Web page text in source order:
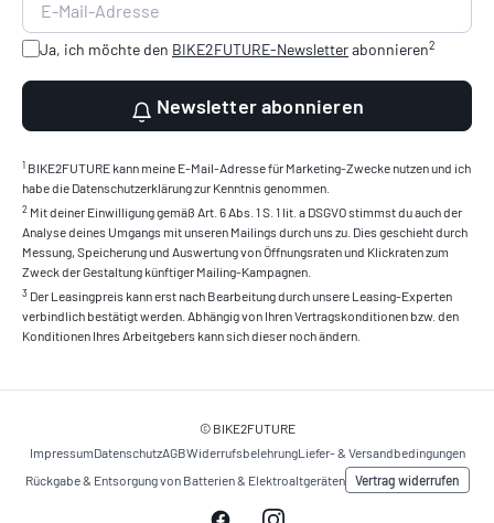
Ja, ich möchte den BIKE2FUTURE-Newsletterabonnieren2
Newsletter abonnieren
1 BIKE2FUTURE kann meine E-Mail-Adresse für Marketing-Zwecke nutzen und ich
habe die Datenschutzerklärung zur Kenntnis genommen.
2 Mit deiner Einwilligung gemäß Art. 6 Abs. 1 S. 1 lit. a DSGVO stimmst du auch der
Analyse deines Umgangs mit unseren Mailings durch uns zu. Dies geschieht durch
Messung, Speicherung und Auswertung von Öffnungsraten und Klickraten zum
Zweck der Gestaltung künftiger Mailing-Kampagnen.
3 Der Leasingpreis kann erst nach Bearbeitung durch unsere Leasing-Experten
verbindlich bestätigt werden. Abhängig von Ihren Vertragskonditionen bzw. den
Konditionen Ihres Arbeitgebers kann sich dieser noch ändern.
© BIKE2FUTURE
ImpressumDatenschutzAGBWiderrufsbelehrungLiefer- & Versandbedingungen
Rückgabe & Entsorgung von Batterien & Elektroaltgeräten
Vertrag widerrufen